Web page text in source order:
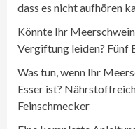
dass es nicht aufhören
Könnte Ihr
Vergiftung leiden? Fünf
Was tun, wenn Ihr
Esser ist?
Feinschmecker